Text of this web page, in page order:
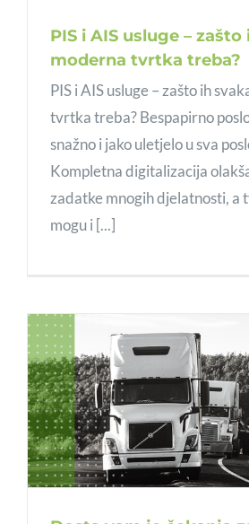
PIS i AIS usluge – zašto
moderna tvrtka treba?
PIS i AIS usluge – zašto ih
tvrtka treba? Bespapirno
snažno i jako uletjelo u sva
Kompletna digitalizacija
zadatke mnogih djelatnosti, a
mogu i [...]